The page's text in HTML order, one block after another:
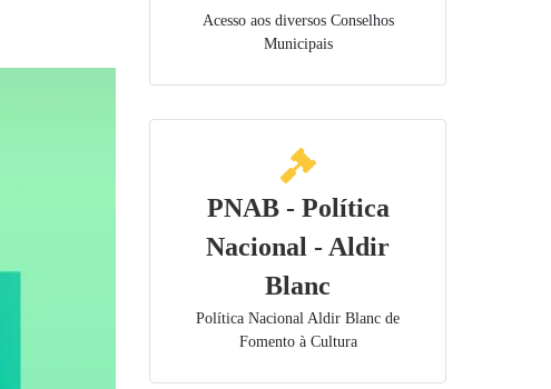
Acesso aos diversos Conselhos
Municipais
PNAB - Política
Nacional - Aldir
Blanc
Política Nacional Aldir Blanc de
Fomento à Cultura